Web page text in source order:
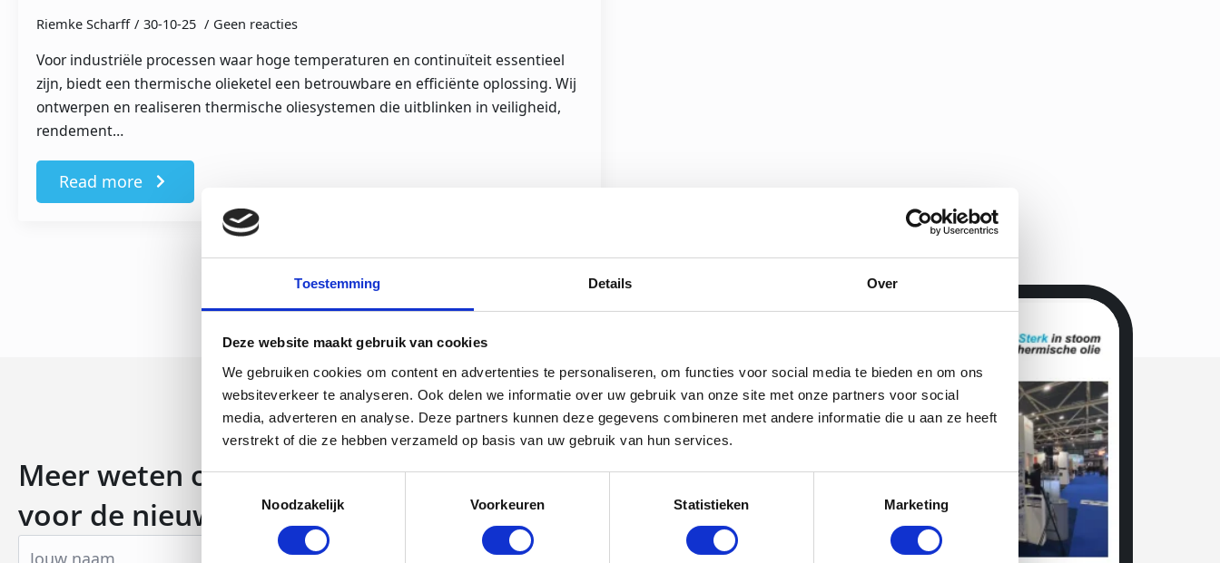
Toestemming Details Over
Deze website maakt gebruik van cookies
We gebruiken cookies om content en advertenties te personaliseren, om functies voor social media te bieden en om ons
websiteverkeer te analyseren. Ook delen we informatie over uw gebruik van onze site met onze partners voor social
media, adverteren en analyse. Deze partners kunnen deze gegevens combineren met andere informatie die u aan ze heeft
verstrekt of die ze hebben verzameld op basis van uw gebruik van hun services.
Toestemmingsselectie
Noodzakelijk
Voorkeuren Statistieken Marketing
Riemke Scharff 30-10-25 Geen reacties
Voor industriële processen waar hoge temperaturen en continuïteit essentieel
zijn, biedt een thermische olieketel een betrouwbare en efficiënte oplossing. Wij
ontwerpen en realiseren thermische oliesystemen die uitblinken in veiligheid,
rendement…
Read more
Meer weten over stoom? Schrijf je in
voor de nieuwsbrief